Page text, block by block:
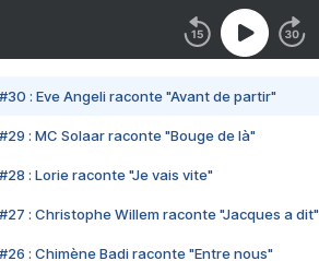
#30 : Eve Angeli raconte "Avant de partir"
#29 : MC Solaar raconte "Bouge de là"
#28 : Lorie raconte "Je vais vite"
#27 : Christophe Willem raconte "Jacques a dit"
#26 : Chimène Badi raconte "Entre nous"